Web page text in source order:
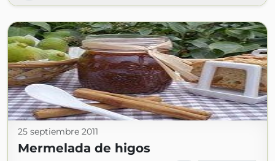
25 septiembre 2011
Mermelada de higos